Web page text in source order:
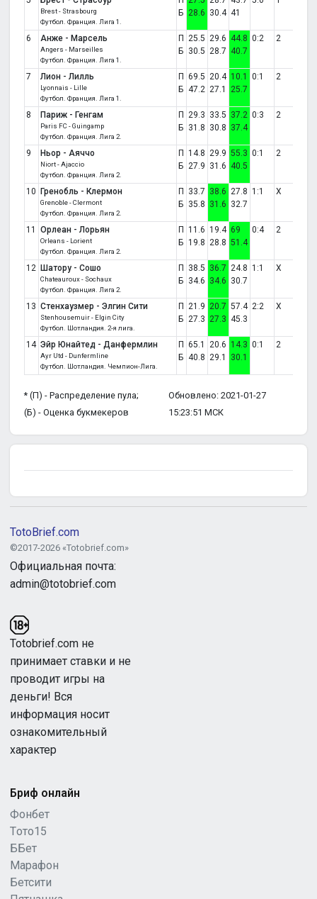
Brest - Strasbourg
Футбол. Франция. Лига 1.
Б 28.6 30.4 41
6 Анже - Марсель
Angers - Marseilles
Футбол. Франция. Лига 1.
П
Б
25.5
30.5
29.6
28.7
44.8
40.7
0:2 2
7 Лион - Лилль
Lyonnais - Lille
Футбол. Франция. Лига 1.
П
Б
69.5
47.2
20.4
27.1
10.1
25.7
0:1 2
8 Париж - Генгам
Paris FC - Guingamp
Футбол. Франция. Лига 2.
П
Б
29.3
31.8
33.5
30.8
37.2
37.4
0:3 2
9 Ньор - Аяччо
Niort - Ajaccio
Футбол. Франция. Лига 2.
П
Б
14.8
27.9
29.9
31.6
55.3
40.5
0:1 2
10 Гренобль - Клермон
Grenoble - Clermont
Футбол. Франция. Лига 2.
П
Б
33.7
35.8
38.6
31.6
27.8
32.7
1:1 X
11 Орлеан - Лорьян
Orleans - Lorient
Футбол. Франция. Лига 2.
П
Б
11.6
19.8
19.4
28.8
69
51.4
0:4 2
12 Шатору - Сошо
Chateauroux - Sochaux
Футбол. Франция. Лига 2.
П
Б
38.5
34.6
36.7
34.6
24.8
30.7
1:1 X
13 Стенхаузмер - Элгин Сити
Stenhousemuir - Elgin City
Футбол. Шотландия. 2-я лига.
П
Б
21.9
27.3
20.7
27.3
57.4
45.3
2:2 X
14 Эйр Юнайтед - Данфермлин
Ayr Utd - Dunfermline
Футбол. Шотландия. Чемпион-Лига.
П
Б
65.1
40.8
20.6
29.1
14.3
30.1
0:1 2
* (П) - Распределение пула;
(Б) - Оценка букмекеров
Обновлено: 2021-01-27
15:23:51 МСК
TotoBrief.com
©2017-2026 «Totobrief.com»
Официальная почта:
admin@totobrief.com
Totobrief.com не
принимает ставки и не
проводит игры на
деньги! Вся
информация носит
ознакомительный
характер
Бриф онлайн
Фонбет
Tото15
ББет
Марафон
Бетсити